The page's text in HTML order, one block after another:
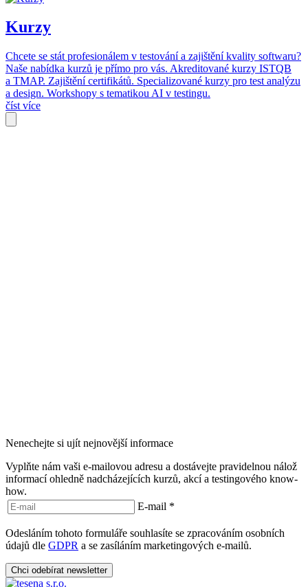
Kurzy
Chcete se stát profesionálem v testování a zajištění kvality softwaru?
Naše nabídka kurzů je přímo pro vás. Akreditované kurzy ISTQB
a TMAP. Zajištění certifikátů. Specializované kurzy pro test analýzu
a design. Workshopy s tematikou AI v testingu.
číst více
Nenechejte si ujít nejnovější informace
Vyplňte nám vaši e-mailovou adresu a dostávejte pravidelnou nálož
informací ohledně nadcházejících kurzů, akcí a testingového know-
how.
E-mail *
Odesláním tohoto formuláře souhlasíte se zpracováním osobních
údajů dle GDPR a se zasíláním marketingových e-mailů.
Chci odebírat newsletter